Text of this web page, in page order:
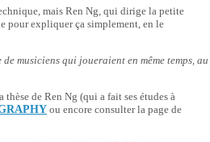
mais Ren Ng, qui dirige la petite
pour expliquer ça simplement, en le
musiciens qui joueraient en même temps, au
de Ren Ng (qui a fait ses études à
ou encore consulter la page de